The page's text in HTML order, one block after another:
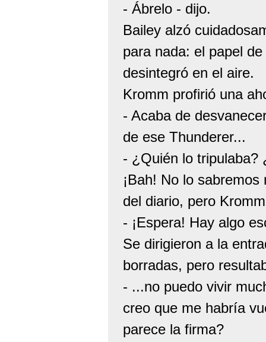
- Ábrelo - dijo.
Bailey alzó
para nada: el papel
desintegró en el aire.
Kromm profirió una
- Acaba de
de ese Thunderer...
- ¿Quién lo tripulaba?
¡Bah! No lo
del diario, pero
- ¡Espera! Hay algo
Se dirigieron a la
borradas, pero
- ...no puedo vivir
creo que me habría
parece la firma?